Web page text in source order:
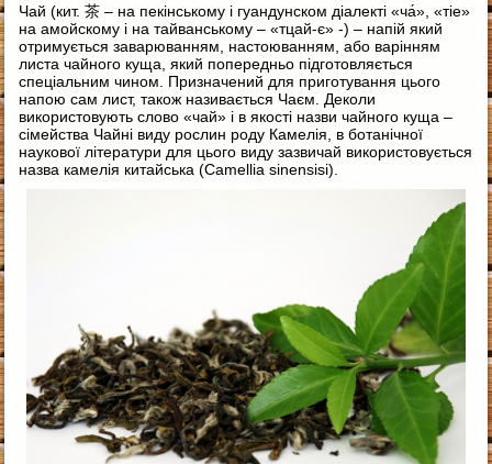
Чай (кит. 茶 – на пекінському і гуандунском діалекті «ча́», «тіе»
на амойскому і на тайванському – «тцай-є» -) – напій який
отримується заварюванням, настоюванням, або варінням
листа чайного куща, який попередньо підготовляється
спеціальним чином. Призначений для приготування цього
напою сам лист, також називається Чаєм. Деколи
використовують слово «чай» і в якості назви чайного куща –
сімейства Чайні виду рослин роду Камелія, в ботанічної
наукової літератури для цього виду зазвичай використовується
назва камелія китайська (Camellia sinensisi).